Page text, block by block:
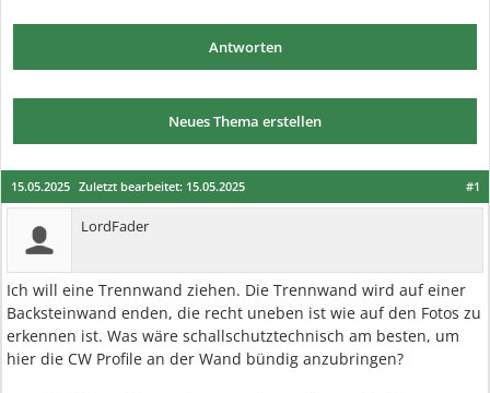
Antworten
Neues Thema erstellen
#1
15.05.2025 Zuletzt bearbeitet: 15.05.2025
LordFader
Ich will eine Trennwand ziehen. Die Trennwand wird auf einer
Backsteinwand enden, die recht uneben ist wie auf den Fotos zu
erkennen ist. Was wäre schallschutztechnisch am besten, um
hier die CW Profile an der Wand bündig anzubringen?